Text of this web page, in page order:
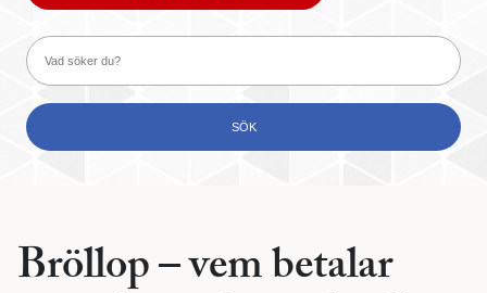
Bröllop – vem betalar